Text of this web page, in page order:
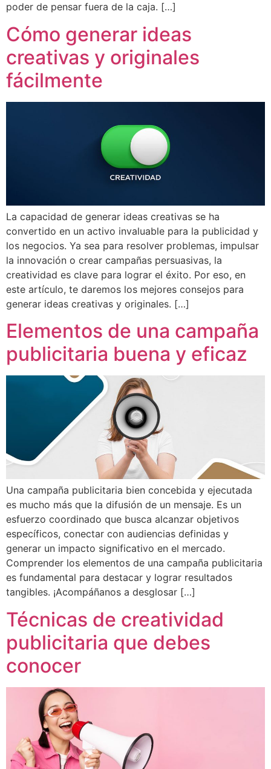
poder de pensar fuera de la caja. […]
Cómo generar ideas
creativas y originales
fácilmente
La capacidad de generar ideas creativas se ha
convertido en un activo invaluable para la publicidad y
los negocios. Ya sea para resolver problemas, impulsar
la innovación o crear campañas persuasivas, la
creatividad es clave para lograr el éxito. Por eso, en
este artículo, te daremos los mejores consejos para
generar ideas creativas y originales. […]
Elementos de una campaña
publicitaria buena y eficaz
Una campaña publicitaria bien concebida y ejecutada
es mucho más que la difusión de un mensaje. Es un
esfuerzo coordinado que busca alcanzar objetivos
específicos, conectar con audiencias definidas y
generar un impacto significativo en el mercado.
Comprender los elementos de una campaña publicitaria
es fundamental para destacar y lograr resultados
tangibles. ¡Acompáñanos a desglosar […]
Técnicas de creatividad
publicitaria que debes
conocer